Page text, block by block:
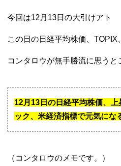
今回は12月13日の大引けアト
この日の日経平均株価、TOPIX
コンタロウが無手勝流に思うと
12月13日の日経平均株価、
ック、米経済指標で元気にな
（コンタロウのメモです。）